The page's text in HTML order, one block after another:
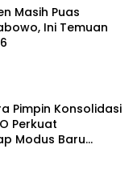
Masih Puas
Ini Temuan
Pimpin Konsolidasi
Perkuat
Modus Baru